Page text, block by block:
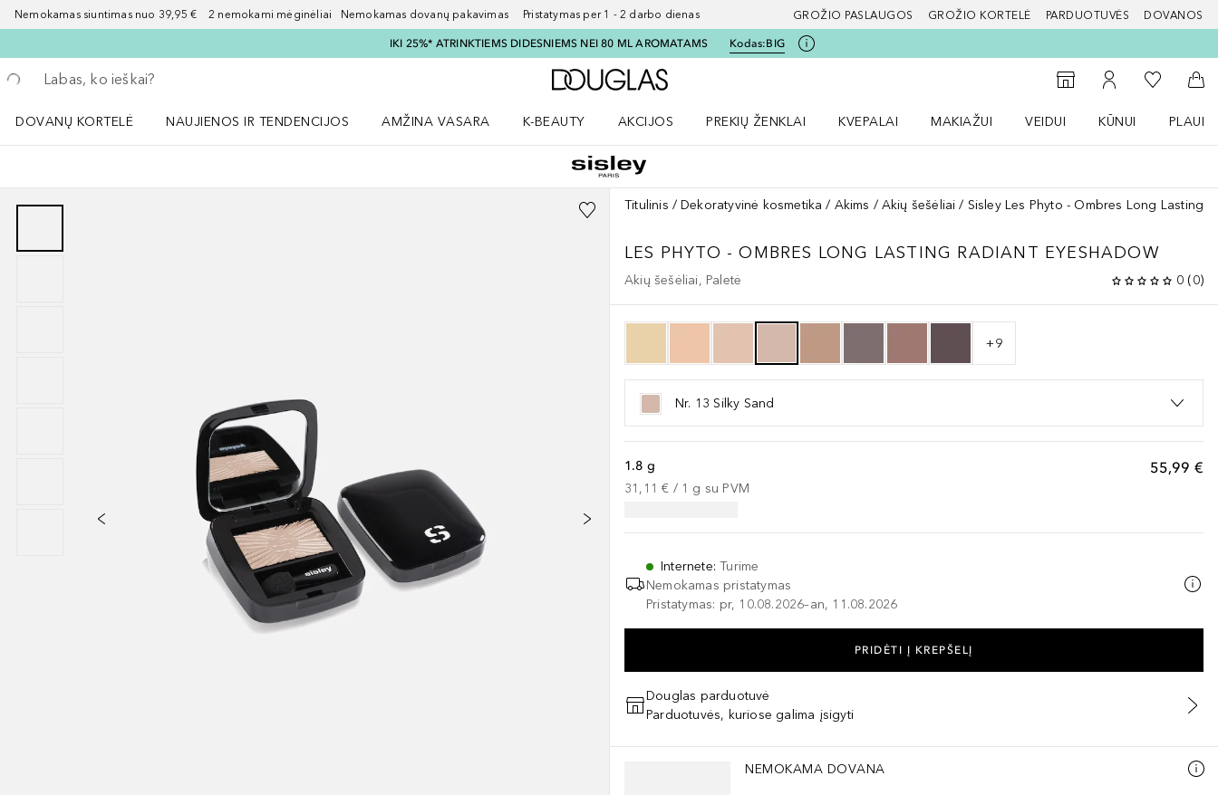
Nemokamas siuntimas nuo 39,95 € 2 nemokami mėginėliai Nemokamas dovanų pakavimas Pristatymas per 1 - 2 darbo dienas GROŽIO PASLAUGOS GROŽIO KORTELĖ PARDUOTUVĖS DOVANOS
IKI 25%* ATRINKTIEMS DIDESNIEMS NEI 80 ML AROMATAMS Kodas:BIG
Grįžk atgal
Vykdykite paiešką
Į Douglas pagrindinį puslapį
Į parduotuvių paiešką
Į mano paskyrą
Į mano
Į
DOVANŲ KORTELĖ
NAUJIENOS IR TENDENCIJOS
AMŽINA VASARA
K-BEAUTY
AKCIJOS
PREKIŲ ŽENKLAI
KVEPALAI
MAKIAŽUI
VEIDUI
KŪNUI
Titulinis Dekoratyvinė kosmetika Akims Akių šešėliai Sisley Les Phyto - Ombres Long Lasting
LES PHYTO - OMBRES LONG LASTING RADIANT EYESHADOW
Akių šešėliai, Paletė 0 (0)
+9
Nr. 13 Silky Sand
55,99 €
1.8 g
31,11 € / 1 g su PVM
Internete:Turime
Nemokamas pristatymas
Pristatymas: pr, 10.08.2026–an, 11.08.2026
PRIDĖTI Į KREPŠELĮ
Douglas parduotuvė
Parduotuvės, kuriose galima įsigyti
Praleisti slankiklį
NEMOKAMA DOVANA